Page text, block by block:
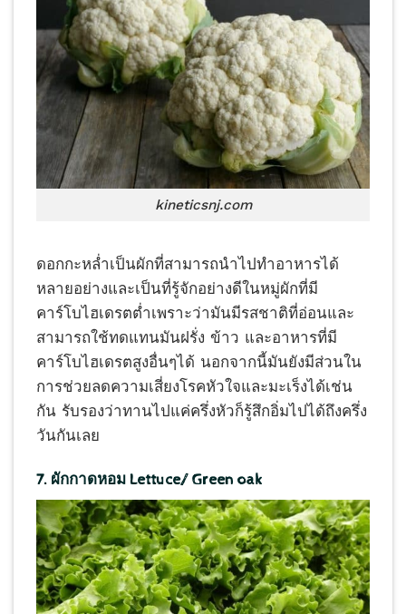
kineticsnj.com
ดอกกะหล่ำเป็นผักที่สามารถนำไปทำอาหารได้
หลายอย่างและเป็นที่รู้จักอย่างดีในหมู่ผักที่มี
คาร์โบไฮเดรตต่ำเพราะว่ามันมีรสชาติที่อ่อนและ
สามารถใช้ทดแทนมันฝรั่ง ข้าว และอาหารที่มี
คาร์โบไฮเดรตสูงอื่นๆได้ นอกจากนี้มันยังมีส่วนใน
การช่วยลดความเสี่ยงโรคหัวใจและมะเร็งได้เช่น
กัน รับรองว่าทานไปแค่ครึ่งหัวก็รู้สึกอิ่มไปได้ถึงครึ่ง
วันกันเลย
7. ผักกาดหอม Lettuce/ Green oak